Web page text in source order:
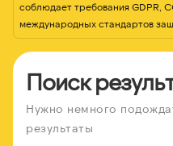
соблюдает требования GDPR,
международных стандартов
Поиск
Нужно немного
результаты